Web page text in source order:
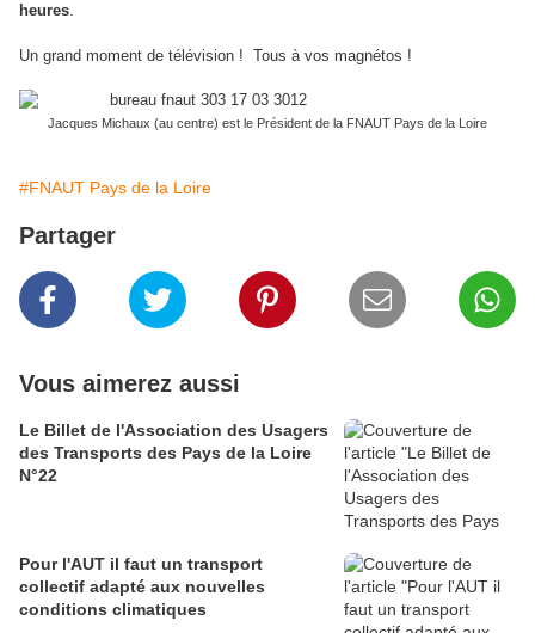
heures.
Un grand moment de télévision ! Tous à vos magnétos !
Jacques Michaux (au centre) est le Président de la FNAUT Pays de la Loire
#FNAUT Pays de la Loire
Partager
Vous aimerez aussi
Le Billet de l'Association des Usagers
des Transports des Pays de la Loire
N°22
Pour l'AUT il faut un transport
collectif adapté aux nouvelles
conditions climatiques